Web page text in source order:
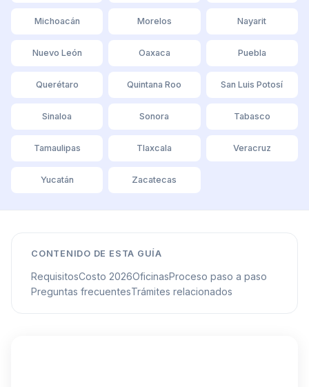
Michoacán Morelos Nayarit
Nuevo León Oaxaca Puebla
Querétaro Quintana Roo San Luis Potosí
Sinaloa Sonora Tabasco
Tamaulipas Tlaxcala Veracruz
Yucatán Zacatecas
CONTENIDO DE ESTA GUÍA
RequisitosCosto 2026OficinasProceso paso a paso
Preguntas frecuentesTrámites relacionados